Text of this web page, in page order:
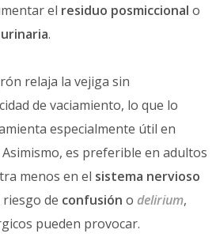
el residuo posmiccional o
.
relaja la vejiga sin
de vaciamiento, lo que lo
especialmente útil en
es preferible en adultos
menos en el sistema nervioso
de confusión o delirium,
pueden provocar.